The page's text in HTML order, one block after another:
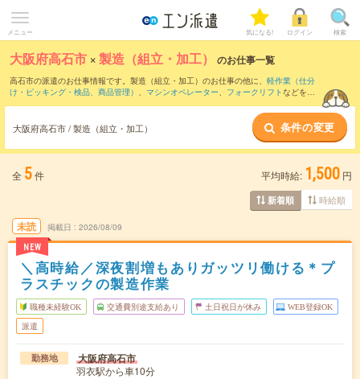
メニュー 気になる! ログイン 検索
大阪府高石市 ×製造（組立・加工） のお仕事一覧
高石市の派遣のお仕事情報です。製造（組立・加工）のお仕事の他に、 軽作業（仕分
け・ピッキング・検品、商品管理） 、 マシンオペレーター、 フォークリフトなどを取
製造（組立・加工）のお仕事とは？とは？
大阪府高石市 / 製造（組立・加工） 条件の変更
全 5件 平均時給: 1,500 円
新着順 時給順
未読
NEW
掲載日 2026/08/09
＼高時給／深夜割増もありガッツリ働ける＊プ
ラスチックの製造作業
職種未経験OK 交通費別途支給あり 土日祝日が休み WEB登録OK
派遣
勤務地 大阪府高石市
羽衣駅から車10分